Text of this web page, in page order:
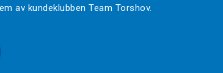
av kundeklubben Team Torshov.